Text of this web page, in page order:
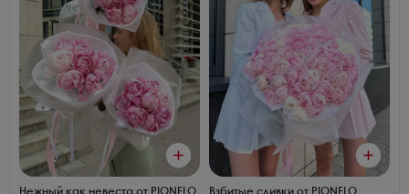
Нежный как невеста от PIONFLO Взбитые сливки от PIONFLO